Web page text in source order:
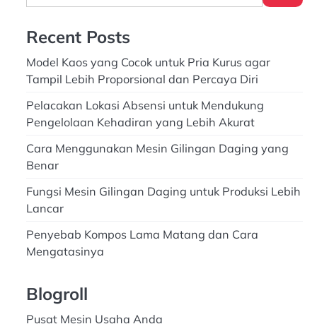
Recent Posts
Model Kaos yang Cocok untuk Pria Kurus agar
Tampil Lebih Proporsional dan Percaya Diri
Pelacakan Lokasi Absensi untuk Mendukung
Pengelolaan Kehadiran yang Lebih Akurat
Cara Menggunakan Mesin Gilingan Daging yang
Benar
Fungsi Mesin Gilingan Daging untuk Produksi Lebih
Lancar
Penyebab Kompos Lama Matang dan Cara
Mengatasinya
Blogroll
Pusat Mesin Usaha Anda